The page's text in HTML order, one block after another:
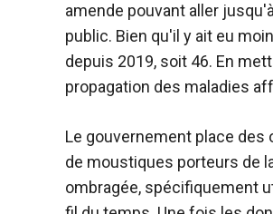
amende pouvant aller
public. Bien qu'il y ait eu
depuis 2019, soit 46. En
propagation des maladies
Le gouvernement place
de moustiques porteurs de
ombragée, spécifiquement